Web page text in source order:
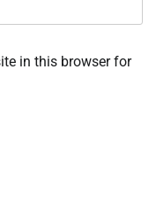
in this browser for